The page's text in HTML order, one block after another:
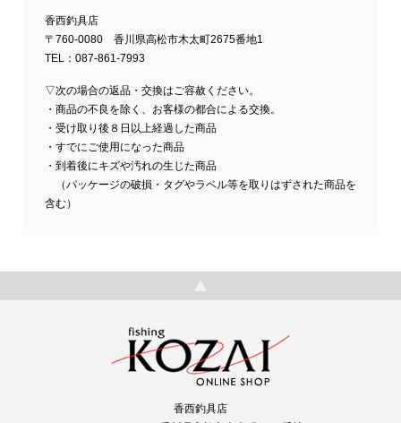
香西釣具店
〒760-0080 香川県高松市木太町2675番地1
TEL：087-861-7993
▽次の場合の返品・交換はご容赦ください。
・商品の不良を除く、お客様の都合による交換。
・受け取り後８日以上経過した商品
・すでにご使用になった商品
・到着後にキズや汚れの生じた商品
（パッケージの破損・タグやラベル等を取りはずされた商品を
含む）
香西釣具店